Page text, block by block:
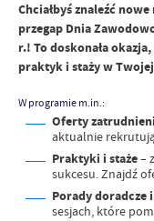
Chciałbyś znaleźć
przegap Dnia
r.! To doskonała
praktyk i staży w
W programie m.in.:
Oferty
aktualnie
Praktyki i staże–
sukcesu. Znajdź
Porady doradcze
sesjach, które